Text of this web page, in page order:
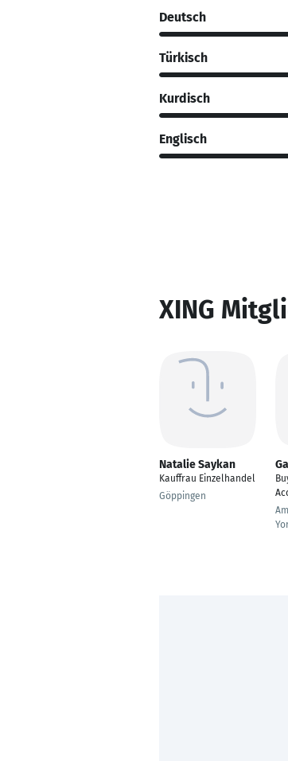
Deutsch
Türkisch
Kurdisch
Englisch
XING
Natalie Saykan
Kauffrau Einzelhandel
Göppingen